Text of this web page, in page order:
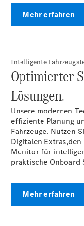
Fleet
24h
Mehr erfahren
Intelligente
Optimierter
Lösungen.
Unsere modernen
effiziente Planung
Fahrzeuge. Nutzen
Digitalen Extras,den
Monitor für
praktische Onboard
Mehr erfahren